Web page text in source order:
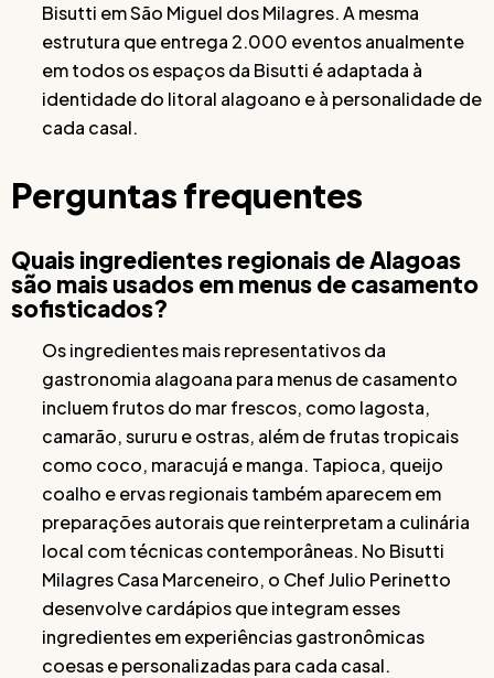
Bisutti em São Miguel dos Milagres. A mesma
estrutura que entrega 2.000 eventos anualmente
em todos os espaços da Bisutti é adaptada à
identidade do litoral alagoano e à personalidade de
cada casal.
Perguntas frequentes
Quais ingredientes regionais de Alagoas
são mais usados em menus de casamento
sofisticados?
Os ingredientes mais representativos da
gastronomia alagoana para menus de casamento
incluem frutos do mar frescos, como lagosta,
camarão, sururu e ostras, além de frutas tropicais
como coco, maracujá e manga. Tapioca, queijo
coalho e ervas regionais também aparecem em
preparações autorais que reinterpretam a culinária
local com técnicas contemporâneas. No Bisutti
Milagres Casa Marceneiro, o Chef Julio Perinetto
desenvolve cardápios que integram esses
ingredientes em experiências gastronômicas
coesas e personalizadas para cada casal.